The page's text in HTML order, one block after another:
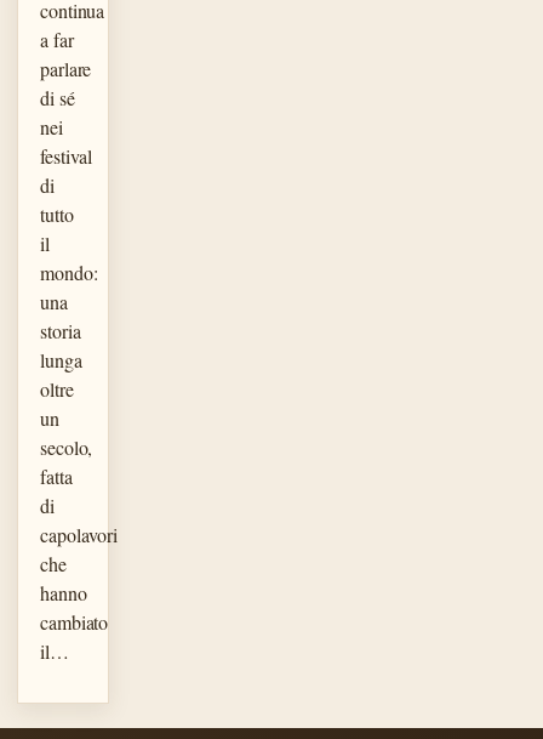
continua
a far
parlare
di sé
nei
festival
di
tutto
il
mondo:
una
storia
lunga
oltre
un
secolo,
fatta
di
capolavori
che
hanno
cambiato
il…